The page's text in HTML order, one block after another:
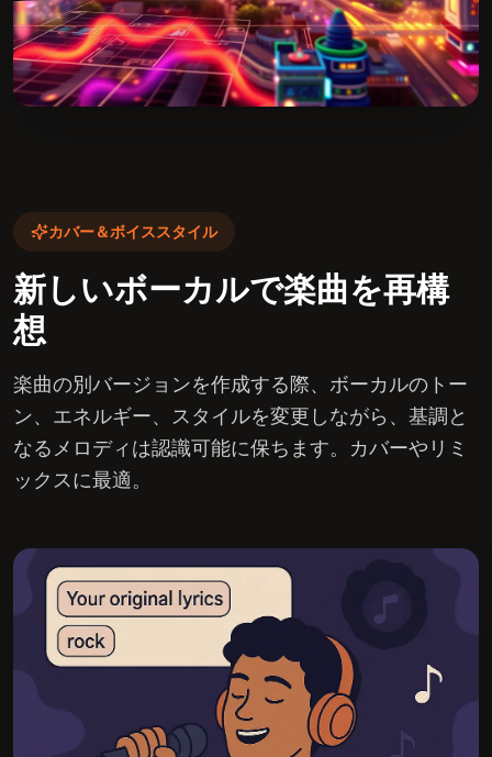
カバー＆ボイススタイル
新しいボーカルで楽曲を再構
想
楽曲の別バージョンを作成する際、ボーカルのトー
ン、エネルギー、スタイルを変更しながら、基調と
なるメロディは認識可能に保ちます。カバーやリミ
ックスに最適。